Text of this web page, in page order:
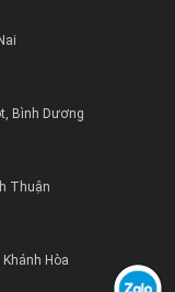
3
hàng trong
tại kho của công
Minh như Quận
Hóc Môn, Củ Chi
Bình Dương
Thuận
Hòa